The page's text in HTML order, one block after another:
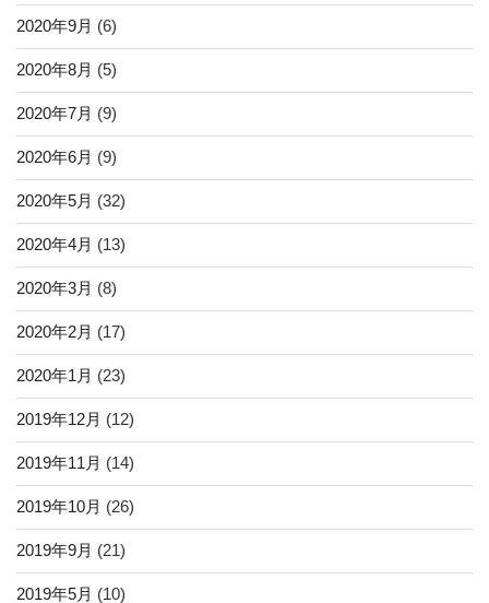
2020年9月 (6)
2020年8月 (5)
2020年7月 (9)
2020年6月 (9)
2020年5月 (32)
2020年4月 (13)
2020年3月 (8)
2020年2月 (17)
2020年1月 (23)
2019年12月 (12)
2019年11月 (14)
2019年10月 (26)
2019年9月 (21)
2019年5月 (10)